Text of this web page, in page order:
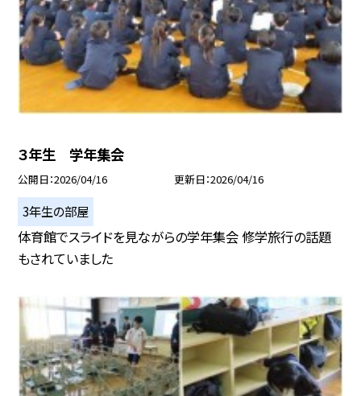
３年生 学年集会
公開日 2026/04/16 更新日 2026/04/16
3年生の部屋
体育館でスライドを見ながらの学年集会 修学旅行の話題
もされていました